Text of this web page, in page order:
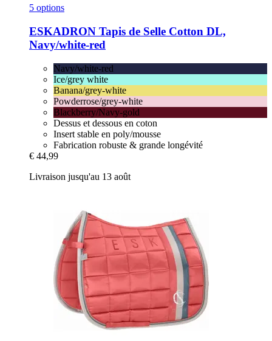
5 options
ESKADRON Tapis de Selle Cotton DL,
Navy/white-​red
Navy/white-red
Ice/grey white
Banana/grey-white
Powderrose/grey-white
Blackberry/Navy-gold
Dessus et dessous en coton
Insert stable en poly/mousse
Fabrication robuste & grande longévité
€ 44,99
Livraison jusqu'au 13 août